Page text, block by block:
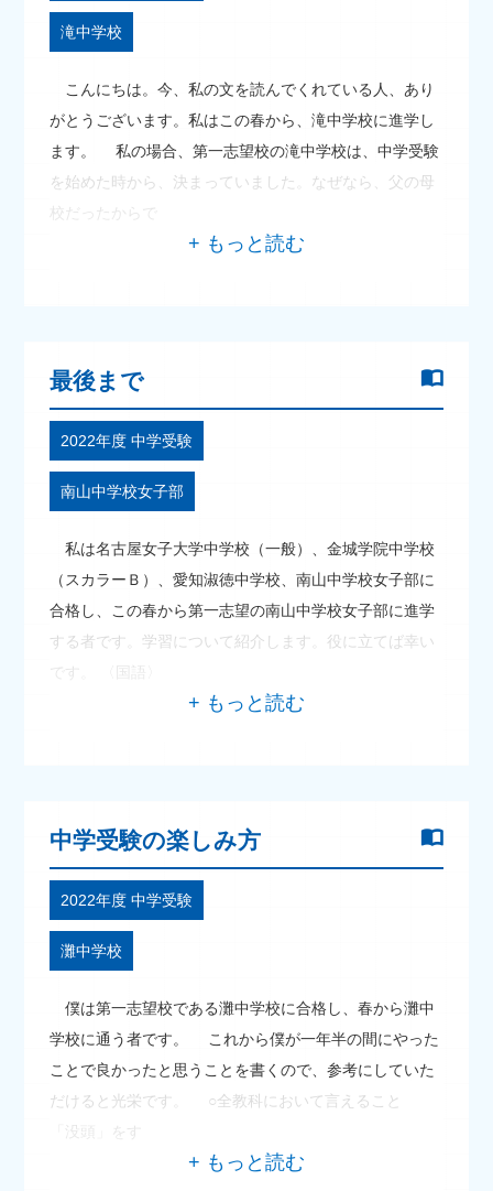
滝中学校
こんにちは。今、私の文を読んでくれている人、あり
がとうございます。私はこの春から、滝中学校に進学し
ます。 私の場合、第一志望校の滝中学校は、中学受験
を始めた時から、決まっていました。なぜなら、父の母
校だったからで
最後まで
2022年度 中学受験
南山中学校女子部
私は名古屋女子大学中学校（一般）、金城学院中学校
（スカラーＢ）、愛知淑徳中学校、南山中学校女子部に
合格し、この春から第一志望の南山中学校女子部に進学
する者です。学習について紹介します。役に立てば幸い
です。 〈国語〉
中学受験の楽しみ方
2022年度 中学受験
灘中学校
僕は第一志望校である灘中学校に合格し、春から灘中
学校に通う者です。 これから僕が一年半の間にやった
ことで良かったと思うことを書くので、参考にしていた
だけると光栄です。 ○全教科において言えること
「没頭」をす